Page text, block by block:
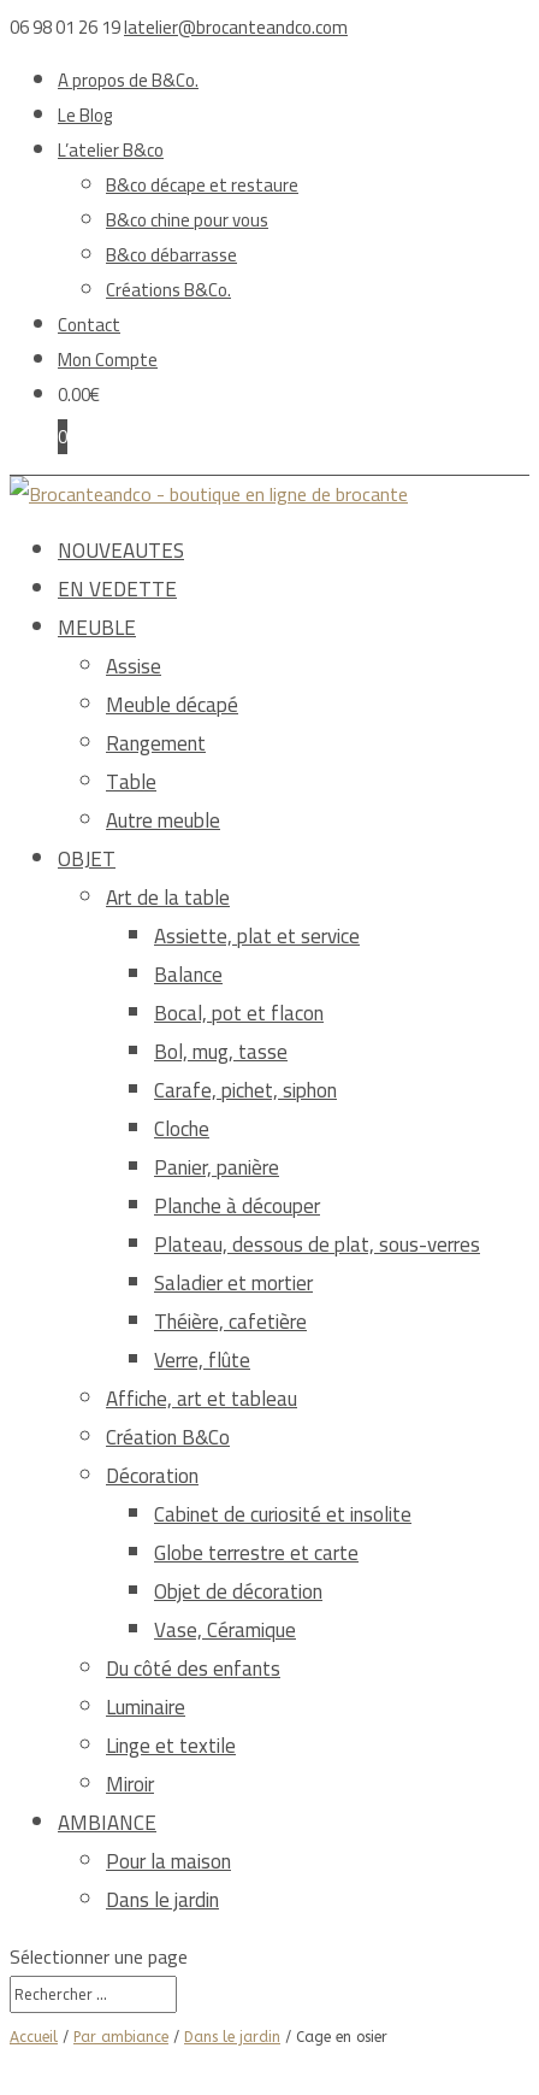
06 98 01 26 19latelier@brocanteandco.com
A propos de B&Co.
Le Blog
L’atelier B&co
B&co décape et restaure
B&co chine pour vous
B&co débarrasse
Créations B&Co.
Contact
Mon Compte
0.00€
0
NOUVEAUTES
EN VEDETTE
MEUBLE
Assise
Meuble décapé
Rangement
Table
Autre meuble
OBJET
Art de la table
Assiette, plat et service
Balance
Bocal, pot et flacon
Bol, mug, tasse
Carafe, pichet, siphon
Cloche
Panier, panière
Planche à découper
Plateau, dessous de plat, sous-verres
Saladier et mortier
Théière, cafetière
Verre, flûte
Affiche, art et tableau
Création B&Co
Décoration
Cabinet de curiosité et insolite
Globe terrestre et carte
Objet de décoration
Vase, Céramique
Du côté des enfants
Luminaire
Linge et textile
Miroir
AMBIANCE
Pour la maison
Dans le jardin
Sélectionner une page
Accueil / Par ambiance / Dans le jardin / Cage en osier